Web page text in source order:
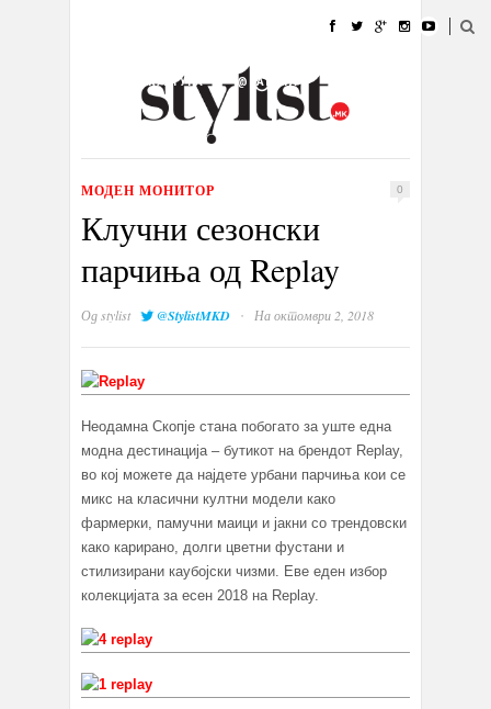
УБАВИНА
КУЛТУРА @РАБОТА
ИЗЛОГ
МОДЕН МОНИТОР 0
Клучни сезонски
парчиња од Replay
Одstylist @StylistMKD · На октомври 2, 2018
Неодамна Скопје стана побогато за уште една
модна дестинација – бутикот на брендот Replay,
во кој можете да најдете урбани парчиња кои се
микс на класични култни модели како
фармерки, памучни маици и јакни со трендовски
како карирано, долги цветни фустани и
стилизирани каубојски чизми. Еве еден избор
колекцијата за есен 2018 на Replay.